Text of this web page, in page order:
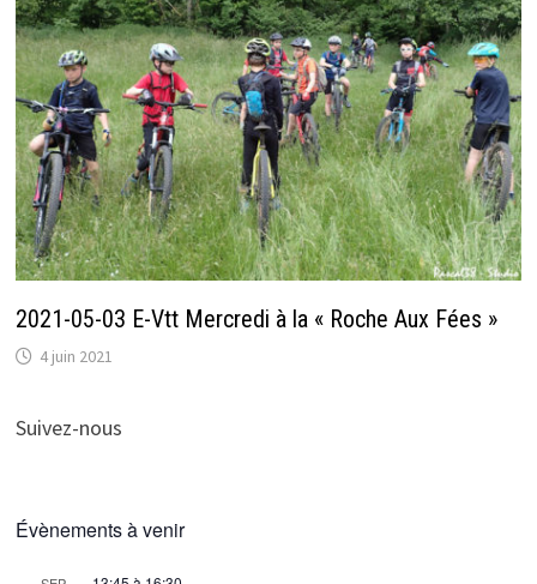
2021-05-03 E-Vtt Mercredi à la « Roche Aux Fées »
4 juin 2021
Suivez-nous
Évènements à venir